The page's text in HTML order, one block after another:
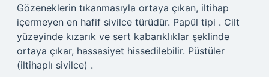
Gözeneklerin tıkanmasıyla ortaya çıkan, iltihap
içermeyen en hafif sivilce türüdür. Papül tipi . Cilt
yüzeyinde kızarık ve sert kabarıklıklar şeklinde
ortaya çıkar, hassasiyet hissedilebilir. Püstüler
(iltihaplı sivilce) .